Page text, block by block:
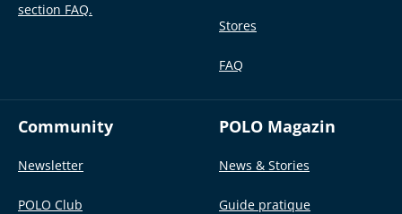
section FAQ.
Stores
FAQ
Community
Newsletter
POLO Club
POLO Magazin
News & Stories
Guide pratique